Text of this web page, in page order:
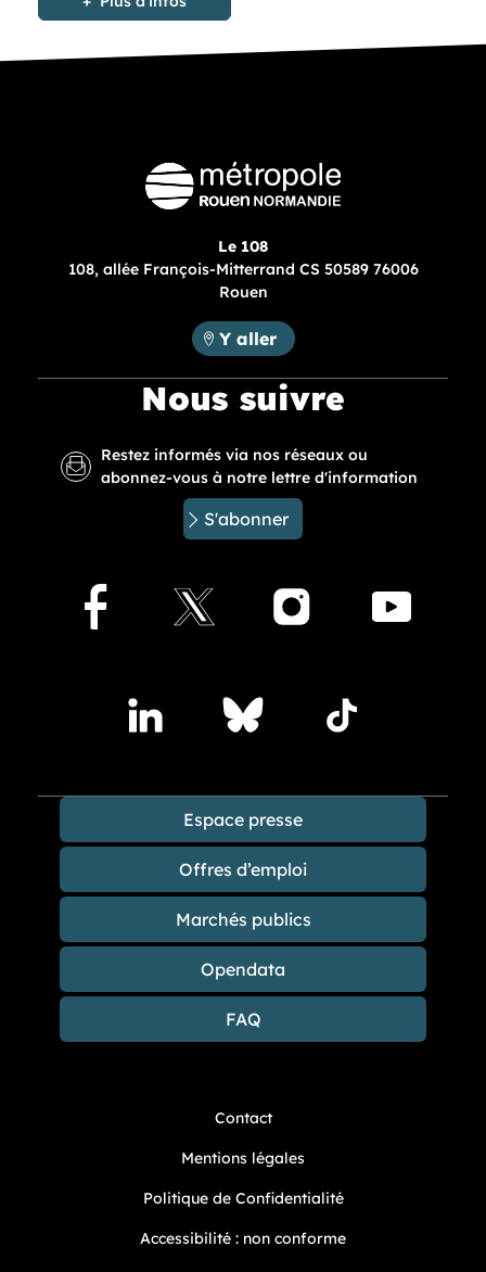
Le 108
108, allée François-Mitterrand CS 50589 76006
Rouen
Métropole Rouen Normandie :
Y aller
Nous suivre
Restez informés via nos réseaux ou
abonnez-vous à notre lettre d'information
S'abonner
Facebook
X Instagram
LindedinBlueskyTikTok
Espace presse
Offres d’emploi
Marchés publics
Opendata
FAQ
Contact
Mentions légales
Politique de Confidentialité
Accessibilité : non conforme